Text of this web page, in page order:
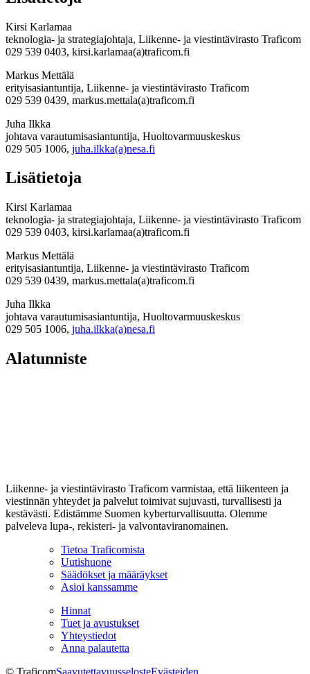
Kirsi Karlamaa
teknologia- ja strategiajohtaja, Liikenne- ja viestintävirasto Traficom
029 539 0403, kirsi.karlamaa(a)traficom.fi
Markus Mettälä
erityisasiantuntija, Liikenne- ja viestintävirasto Traficom
029 539 0439, markus.mettala(a)traficom.fi
Juha Ilkka
johtava varautumisasiantuntija, Huoltovarmuuskeskus
029 505 1006, juha.ilkka(a)nesa.fi
Lisätietoja
Kirsi Karlamaa
teknologia- ja strategiajohtaja, Liikenne- ja viestintävirasto Traficom
029 539 0403, kirsi.karlamaa(a)traficom.fi
Markus Mettälä
erityisasiantuntija, Liikenne- ja viestintävirasto Traficom
029 539 0439, markus.mettala(a)traficom.fi
Juha Ilkka
johtava varautumisasiantuntija, Huoltovarmuuskeskus
029 505 1006, juha.ilkka(a)nesa.fi
Alatunniste
Liikenne- ja viestintävirasto Traficom varmistaa, että liikenteen ja
viestinnän yhteydet ja palvelut toimivat sujuvasti, turvallisesti ja
kestävästi. Edistämme Suomen kyberturvallisuutta. Olemme
palveleva lupa-, rekisteri- ja valvontaviranomainen.
Tietoa Traficomista
Uutishuone
Säädökset ja määräykset
Asioi kanssamme
Hinnat
Tuet ja avustukset
Yhteystiedot
Anna palautetta